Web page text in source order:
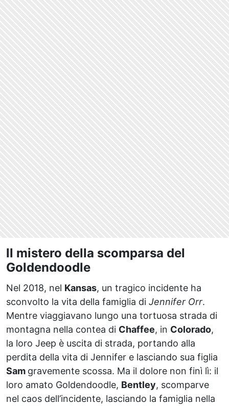
ll mistero della scomparsa del
Goldendoodle
Nel 2018, nel Kansas, un tragico incidente ha
sconvolto la vita della famiglia di Jennifer Orr.
Mentre viaggiavano lungo una tortuosa strada di
montagna nella contea di Chaffee, in Colorado,
la loro Jeep è uscita di strada, portando alla
perdita della vita di Jennifer e lasciando sua figlia
Sam gravemente scossa. Ma il dolore non finì lì: il
loro amato Goldendoodle, Bentley, scomparve
nel caos dell’incidente, lasciando la famiglia nella